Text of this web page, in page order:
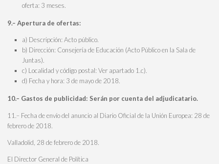
oferta: 3 meses.
9.– Apertura de ofertas:
a) Descripción: Acto público.
b) Dirección: Consejería de Educación (Acto Público en la Sala de
Juntas).
c) Localidad y código postal: Ver apartado 1.c).
d) Fecha y hora: 3 de mayo de 2018.
10.– Gastos de publicidad: Serán por cuenta del adjudicatario.
11.– Fecha de envío del anuncio al Diario Oficial de la Unión Europea: 28 de
febrero de 2018.
Valladolid, 28 de febrero de 2018.
El Director General de Política